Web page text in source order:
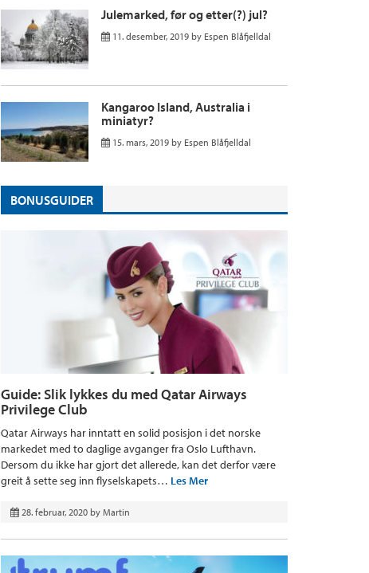
Julemarked, før og etter(?) jul?
11. desember, 2019 by Espen Blåfjelldal
Kangaroo Island, Australia i
miniatyr?
15. mars, 2019 by Espen Blåfjelldal
BONUSGUIDER
Guide: Slik lykkes du med Qatar Airways
Privilege Club
Qatar Airways har inntatt en solid posisjon i det norske
markedet med to daglige avganger fra Oslo Lufthavn.
Dersom du ikke har gjort det allerede, kan det derfor være
greit å sette seg inn flyselskapets… Les Mer
28. februar, 2020 by Martin